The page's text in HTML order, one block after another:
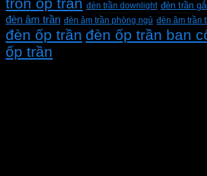
tròn ốp trần đèn trần downlight đèn trần
đèn âm trần đèn âm trần phòng ngủ đèn âm trần
đèn ốp trần đèn ốp trần ban
ốp trần